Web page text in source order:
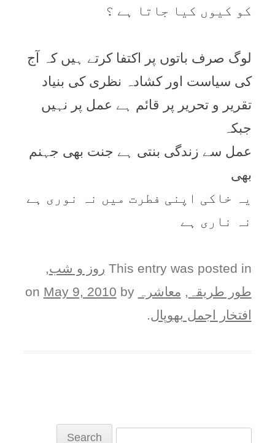
کو کيوں کيا جاتا ہے ؟
لوگ صرف باتوں پر اکتفا کرتے ہيں کہ آج
کی سياست اور کشادہ نظری کی بنياد
تقرير و تحرير پر قائم ہے عمل پر نہيں
جبکہ
عمل سے زندگی بنتی ہے جنت بھی جہنم
بھی
يہ خاکی اپنی فطرت ميں نہ نوری ہے
نہ ناری ہے
This entry was posted in روز و شب,
طور طريقہ , معاشرہ on
May 9, 2010 by
افتخار اجمل بھوپال.